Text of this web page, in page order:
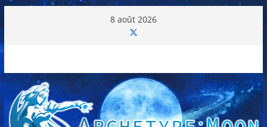
au
contenu
8 août 2026